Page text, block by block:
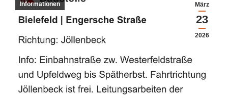
März
23
2026
Informationen